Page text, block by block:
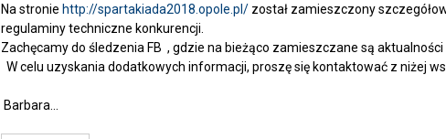
Na stronie http://spartakiada2018.opole.pl/został zamieszczony
regulaminy techniczne konkurencji.
Zachęcamy do śledzenia FB , gdzie na bieżąco zamieszczane są
W celu uzyskania dodatkowych informacji, proszę się kontaktować z niżej
Barbara…